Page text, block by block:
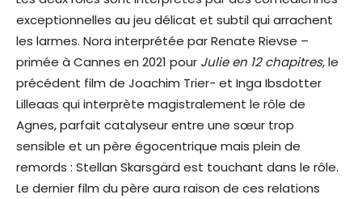
exceptionnelles au jeu délicat et subtil qui arrachent
les larmes. Nora interprétée par Renate Rievse –
primée à Cannes en 2021 pour Julie en 12 chapitres,le
précédent film de Joachim Trier- et Inga Ibsdotter
Lilleaas qui interprète magistralement le rôle de
Agnes, parfait catalyseur entre une sœur trop
sensible et un père égocentrique mais plein de
remords : Stellan Skarsgärd est touchant dans le rôle.
Le dernier film du père aura raison de ces relations